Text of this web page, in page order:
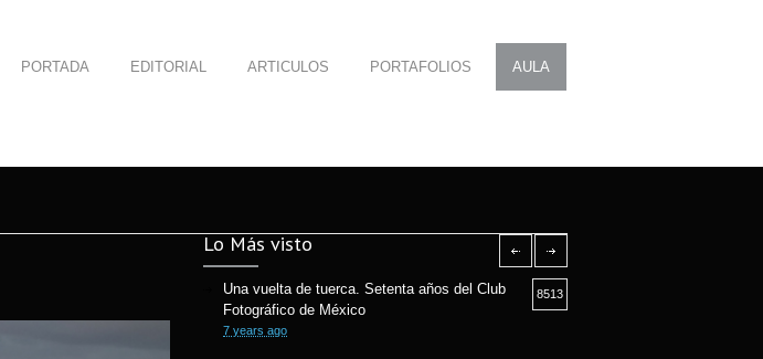
PORTADA EDITORIAL ARTICULOS PORTAFOLIOS AULA
Lo Más visto
Una vuelta de tuerca. Setenta años del Club
Fotográfico de México
8513
7 years ago